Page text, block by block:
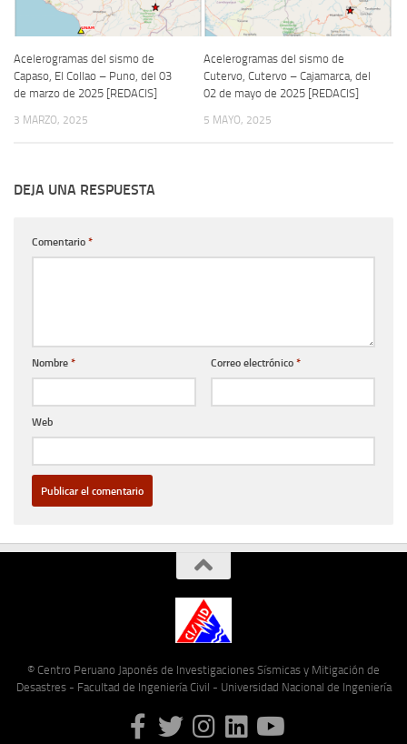
Acelerogramas del sismo de
Capaso, El Collao – Puno, del 03
de marzo de 2025 [REDACIS]
3 MARZO, 2025
Acelerogramas del sismo de
Cutervo, Cutervo – Cajamarca, del
02 de mayo de 2025 [REDACIS]
5 MAYO, 2025
DEJA UNA RESPUESTA
Comentario *
Nombre * Correo electrónico *
Web
© Centro Peruano Japonés de Investigaciones Sísmicas y Mitigación de
Desastres - Facultad de Ingeniería Civil - Universidad Nacional de Ingeniería